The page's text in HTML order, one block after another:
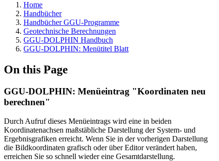
Home
Handbücher
Handbücher GGU-Programme
Geotechnische Berechnungen
GGU-DOLPHIN Handbuch
GGU-DOLPHIN: Menütitel Blatt
On this Page
GGU-DOLPHIN: Menüeintrag "Koordinaten neu
berechnen"
Durch Aufruf dieses Menüeintrags wird eine in beiden
Koordinatenachsen maßstäbliche Darstellung der System- und
Ergebnisgrafiken erreicht. Wenn Sie in der vorherigen Darstellung
die Bildkoordinaten grafisch oder über Editor verändert haben,
erreichen Sie so schnell wieder eine Gesamtdarstellung.